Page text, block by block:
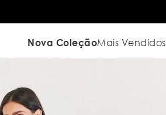
Nova ColeçãoMais Vendidos